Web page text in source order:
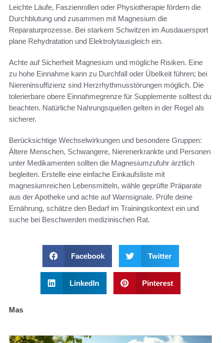
Leichte Läufe, Faszienrollen oder Physiotherapie fördern die
Durchblutung und zusammen mit Magnesium die
Reparaturprozesse. Bei starkem Schwitzen im Ausdauersport
plane Rehydratation und Elektrolytausgleich ein.
Achte auf Sicherheit Magnesium und mögliche Risiken. Eine
zu hohe Einnahme kann zu Durchfall oder Übelkeit führen; bei
Niereninsuffizienz sind Herzrhythmusstörungen möglich. Die
tolerierbare obere Einnahmegrenze für Supplemente solltest du
beachten. Natürliche Nahrungsquellen gelten in der Regel als
sicherer.
Berücksichtige Wechselwirkungen und besondere Gruppen:
Ältere Menschen, Schwangere, Nierenerkrankte und Personen
unter Medikamenten sollten die Magnesiumzufuhr ärztlich
begleiten. Erstelle eine einfache Einkaufsliste mit
magnesiumreichen Lebensmitteln, wähle geprüfte Präparate
aus der Apotheke und achte auf Warnsignale. Prüfe deine
Ernährung, schätze den Bedarf im Trainingskontext ein und
suche bei Beschwerden medizinischen Rat.
Facebook Twitter
LinkedIn Pinterest
Mas